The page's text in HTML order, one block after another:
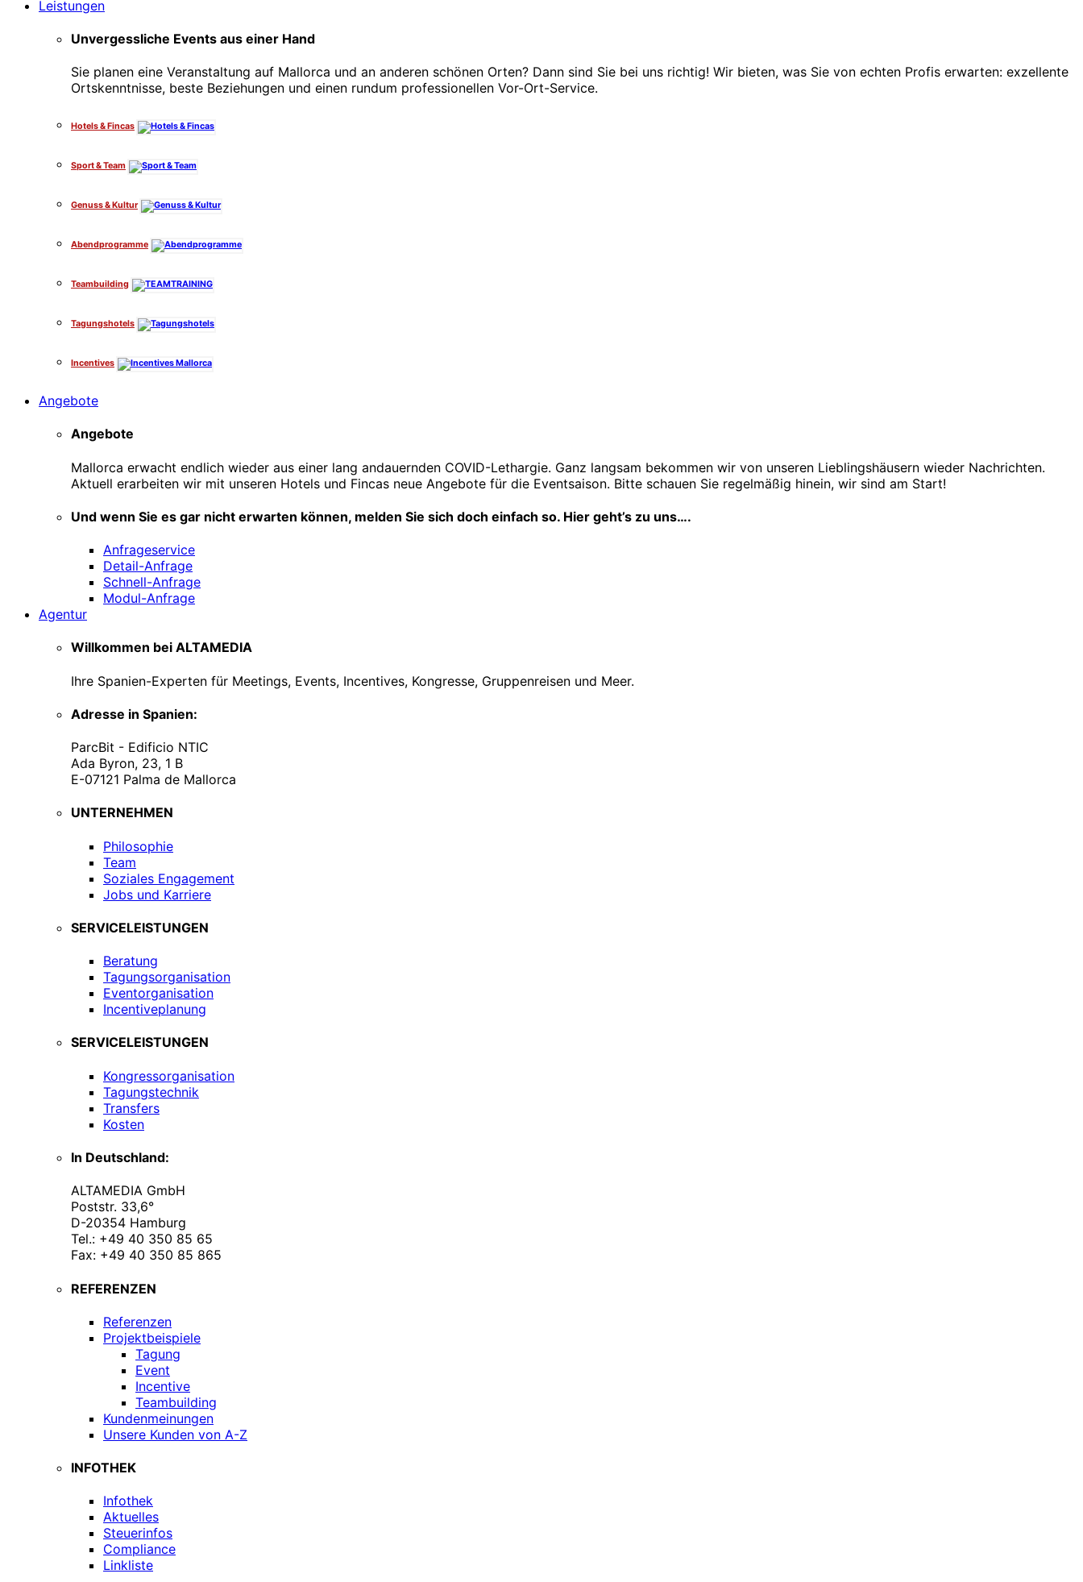
Leistungen
Unvergessliche Events aus einer Hand
Sie planen eine Veranstaltung auf Mallorca und an anderen schönen Orten? Dann sind Sie bei uns richtig! Wir bieten, was Sie von echten Profis erwarten: exzellente
Ortskenntnisse, beste Beziehungen und einen rundum professionellen Vor-Ort-Service.
Hotels & Fincas
Sport & Team
Genuss & Kultur
Abendprogramme
Teambuilding
Tagungshotels
Incentives
Angebote
Angebote
Mallorca erwacht endlich wieder aus einer lang andauernden COVID-Lethargie. Ganz langsam bekommen wir von unseren Lieblingshäusern wieder Nachrichten.
Aktuell erarbeiten wir mit unseren Hotels und Fincas neue Angebote für die Eventsaison. Bitte schauen Sie regelmäßig hinein, wir sind am Start!
Und wenn Sie es gar nicht erwarten können, melden Sie sich doch einfach so. Hier geht’s zu uns….
Anfrageservice
Detail-Anfrage
Schnell-Anfrage
Modul-Anfrage
Agentur
Willkommen bei ALTAMEDIA
Ihre Spanien-Experten für Meetings, Events, Incentives, Kongresse, Gruppenreisen und Meer.
Adresse in Spanien:
ParcBit - Edificio NTIC
Ada Byron, 23, 1 B
E-07121 Palma de Mallorca
UNTERNEHMEN
Philosophie
Team
Soziales Engagement
Jobs und Karriere
SERVICELEISTUNGEN
Beratung
Tagungsorganisation
Eventorganisation
Incentiveplanung
SERVICELEISTUNGEN
Kongressorganisation
Tagungstechnik
Transfers
Kosten
In Deutschland:
ALTAMEDIA GmbH
Poststr. 33,6°
D-20354 Hamburg
Tel.: +49 40 350 85 65
Fax: +49 40 350 85 865
REFERENZEN
Referenzen
Projektbeispiele
Tagung
Event
Incentive
Teambuilding
Kundenmeinungen
Unsere Kunden von A-Z
INFOTHEK
Infothek
Aktuelles
Steuerinfos
Compliance
Linkliste